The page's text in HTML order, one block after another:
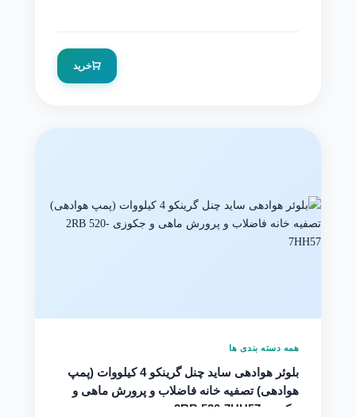
خرید
همه دسته بندی ها
بلوئر هوادهی ساید چنل گرینکو 4 کیلووات (پمپ
هوادهی) تصفیه خانه فاضلاب و پرورش ماهی و
جکوزی 2RB 520-7HH57